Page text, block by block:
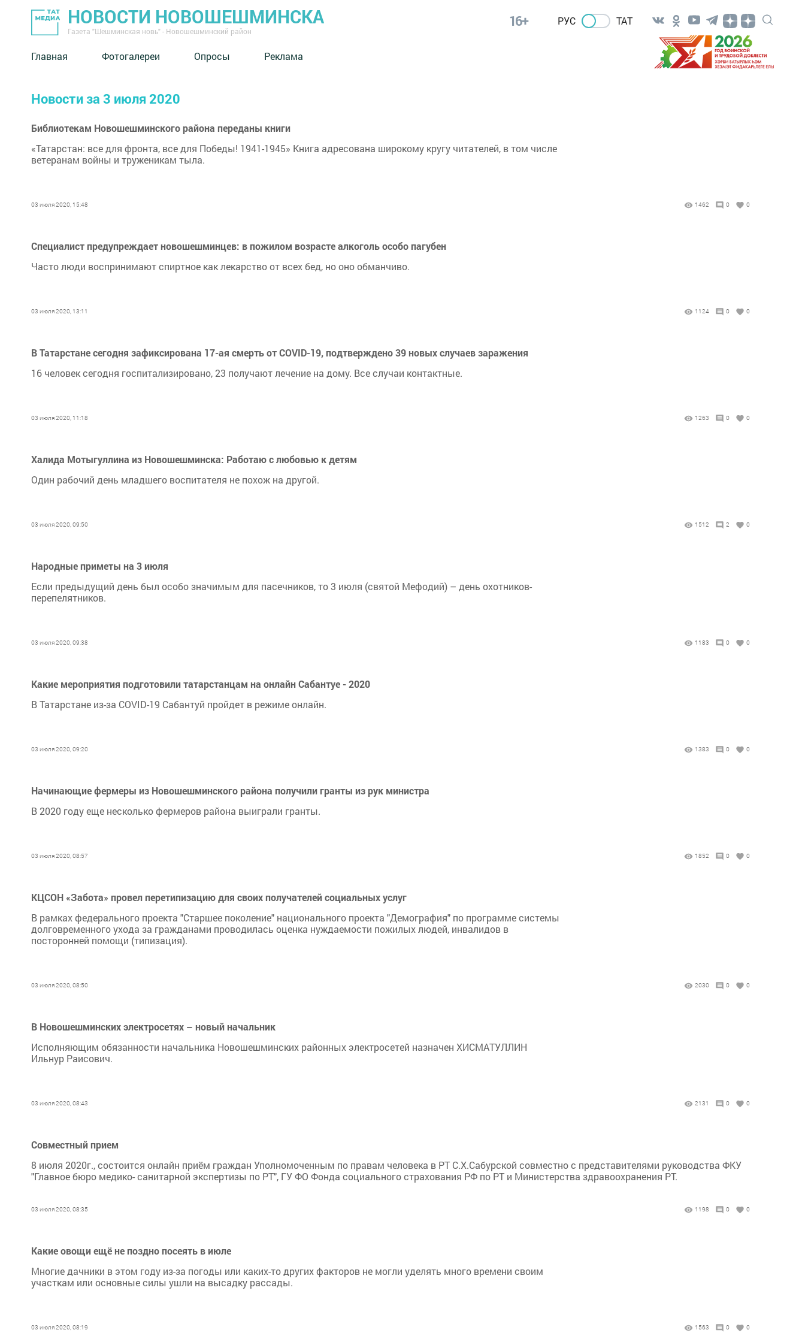
НОВОСТИ НОВОШЕШМИНСКА
Газета "Шешминская новь" - Новошешминский район
16+ РУС ТАТ
Главная Фотогалереи Опросы Реклама
Новости за 3 июля 2020
Библиотекам Новошешминского района переданы книги
«Татарстан: все для фронта, все для Победы! 1941-1945» Книга адресована широкому кругу читателей, в том числе
ветеранам войны и труженикам тыла.
03 июля 2020, 15:48 1462 0 0
Специалист предупреждает новошешминцев: в пожилом возрасте алкоголь особо пагубен
Часто люди воспринимают спиртное как лекарство от всех бед, но оно обманчиво.
03 июля 2020, 13:11 1124 0 0
В Татарстане сегодня зафиксирована 17-ая смерть от COVID-19, подтверждено 39 новых случаев заражения
16 человек сегодня госпитализировано, 23 получают лечение на дому. Все случаи контактные.
03 июля 2020, 11:18 1263 0 0
Халида Мотыгуллина из Новошешминска: Работаю с любовью к детям
Один рабочий день младшего воспитателя не похож на другой.
03 июля 2020, 09:50 1512 2 0
Народные приметы на 3 июля
Если предыдущий день был особо значимым для пасечников, то 3 июля (святой Мефодий) – день охотников-
перепелятников.
03 июля 2020, 09:38 1183 0 0
Какие мероприятия подготовили татарстанцам на онлайн Сабантуе - 2020
В Татарстане из-за COVID-19 Сабантуй пройдет в режиме онлайн.
03 июля 2020, 09:20 1383 0 0
Начинающие фермеры из Новошешминского района получили гранты из рук министра
В 2020 году еще несколько фермеров района выиграли гранты.
03 июля 2020, 08:57 1852 0 0
КЦСОН «Забота» провел перетипизацию для своих получателей социальных услуг
В рамках федерального проекта "Старшее поколение" национального проекта "Демография" по программе системы
долговременного ухода за гражданами проводилась оценка нуждаемости пожилых людей, инвалидов в
посторонней помощи (типизация).
03 июля 2020, 08:50 2030 0 0
В Новошешминских электросетях – новый начальник
Исполняющим обязанности начальника Новошешминских районных электросетей назначен ХИСМАТУЛЛИН
Ильнур Раисович.
03 июля 2020, 08:43 2131 0 0
Совместный прием
8 июля 2020г., состоится онлайн приём граждан Уполномоченным по правам человека в РТ С.Х.Сабурской совместно с представителями руководства ФКУ
"Главное бюро медико- санитарной экспертизы по РТ", ГУ ФО Фонда социального страхования РФ по РТ и Министерства здравоохранения РТ.
03 июля 2020, 08:35 1198 0 0
Какие овощи ещё не поздно посеять в июле
Многие дачники в этом году из-за погоды или каких-то других факторов не могли уделять много времени своим
участкам или основные силы ушли на высадку рассады.
03 июля 2020, 08:19 1563 0 0